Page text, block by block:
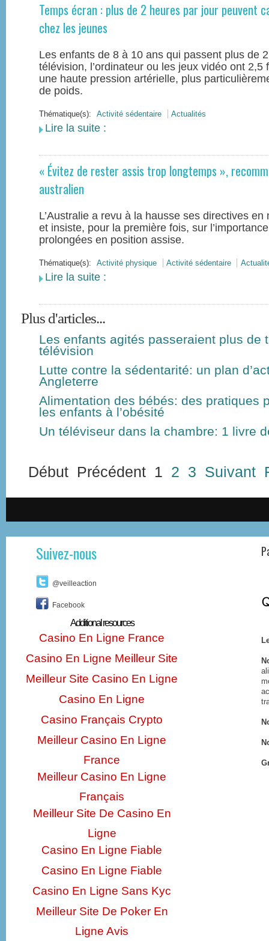
Temps écran : plus de 2 heures par jour peuvent
chez les jeunes
Les enfants de 8 à 10 ans qui passent plus de
télévision, l’ordinateur ou les jeux vidéo ont 2,5
une haute pression artérielle, plus
de poids.
Thématique(s): Activité sédentaire Actualités
Lire la suite :
« Évitez de rester assis trop longtemps »,
australien
L’Australie a revu à la hausse ses directives en
et insiste, pour la première fois, sur
prolongées en position assise.
Thématique(s): Activité physique Activité sédentaire
Lire la suite :
Plus d'articles...
Les enfants agités passeraient plus de
télévision
Lutte contre la sédentarité: un plan
Angleterre
Alimentation des bébés: des pratiques
les enfants à l’obésité
Un téléviseur dans la chambre: 1 livre
Début Précédent 1 2 3 Suivant
Suivez-nous
@veilleaction
Facebook
Additional resources
Casino En Ligne France
Casino En Ligne Meilleur Site
Meilleur Site Casino En Ligne
Casino En Ligne
Casino Français Crypto
Meilleur Casino En Ligne
France
Meilleur Casino En Ligne
Français
Meilleur Site De Casino En
Ligne
Casino En Ligne Fiable
Casino En Ligne Fiable
Casino En Ligne Sans Kyc
Meilleur Site De Poker En
Ligne Avis